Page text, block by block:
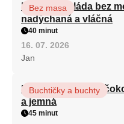
Kakaová roláda bez
nadýchaná a vláčná
Bez masa
40 minut
16. 07. 2026
Jan
Kefírová buchta s
a jemná
Buchtičky a buchty
45 minut